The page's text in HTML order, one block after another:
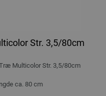
Str. 3,5/80cm
Multicolor Str. 3,5/80cm
ca. 80 cm